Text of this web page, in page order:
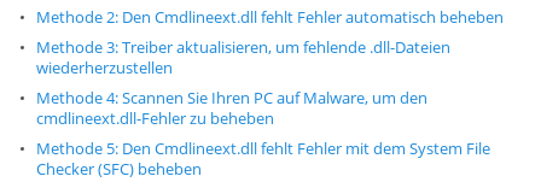
Methode 2: Den Cmdlineext.dll fehlt Fehler automatisch beheben
Methode 3: Treiber aktualisieren, um fehlende .dll-Dateien
wiederherzustellen
Methode 4: Scannen Sie Ihren PC auf Malware, um den
cmdlineext.dll-Fehler zu beheben
Methode 5: Den Cmdlineext.dll fehlt Fehler mit dem System File
Checker (SFC) beheben